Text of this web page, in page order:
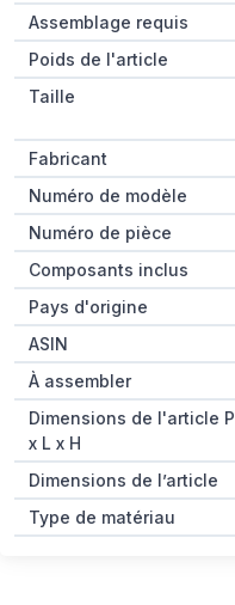
Assemblage requis
Poids de l'article
Taille
Fabricant
Numéro de modèle
Numéro de pièce
Composants inclus
Pays d'origine
ASIN
À assembler
Dimensions de l'article P
x L x H
Dimensions de l’article
Type de matériau